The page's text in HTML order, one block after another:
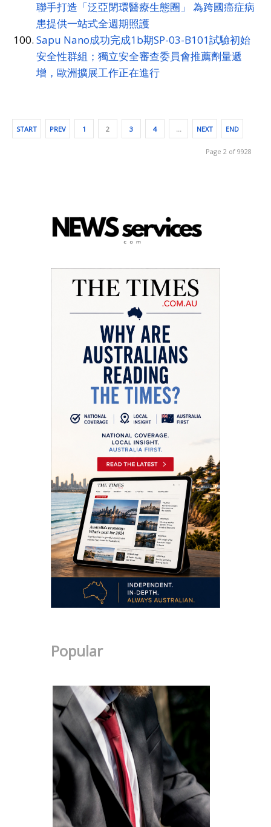
聯手打造「泛亞閉環醫療生態圈」 為跨國癌症病
患提供一站式全週期照護
Sapu Nano成功完成1b期SP-03-B101試驗初始
安全性群組；獨立安全審查委員會推薦劑量遞
增，歐洲擴展工作正在進行
START PREV 1 2 3 4 … NEXT END
Page 2 of 9928
Popular